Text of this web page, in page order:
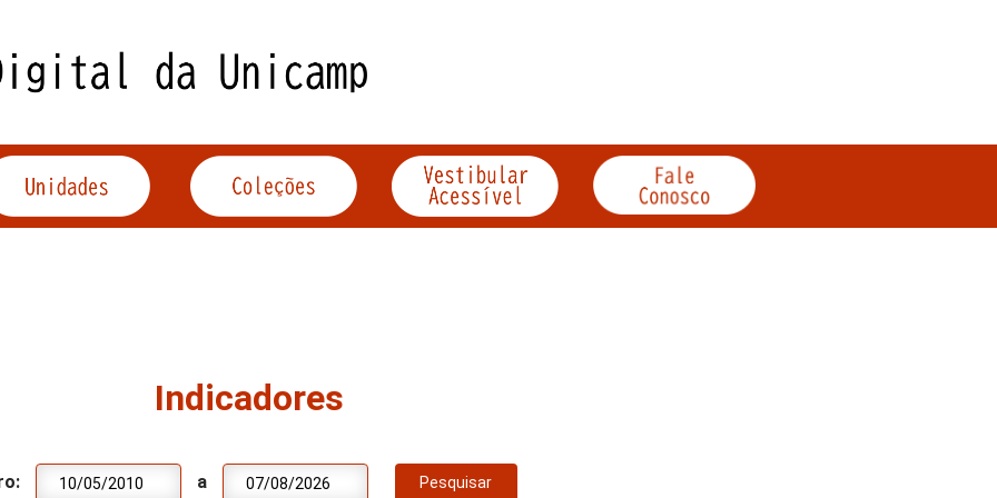
Indicadores
a